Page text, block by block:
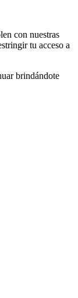
con nuestras
tu acceso a
brindándote